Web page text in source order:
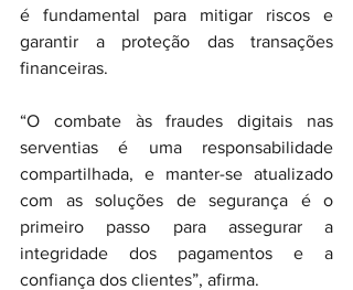
é fundamental para mitigar riscos e
garantir a proteção das transações
financeiras.
“O combate às fraudes digitais nas
serventias é uma responsabilidade
compartilhada, e manter-se atualizado
com as soluções de segurança é o
primeiro passo para assegurar a
integridade dos pagamentos e a
confiança dos clientes”, afirma.